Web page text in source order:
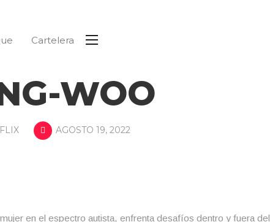
Cartelera
WOO
AGOSTO 19, 2022
en el espectro autista, enfrenta desafíos dentro y fuera del